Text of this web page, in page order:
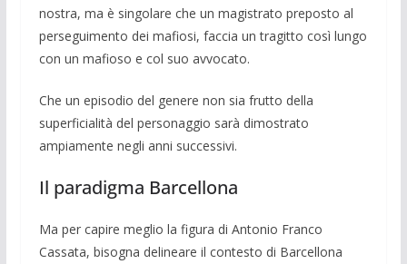
nostra, ma è singolare che un magistrato preposto al
persegui­mento dei mafiosi, faccia un tragitto così lungo
con un mafioso e col suo avvocato.
Che un episodio del genere non sia frut­to della
superficialità del personaggio sarà dimostrato
ampiamente negli anni succes­sivi.
Il paradigma Barcellona
Ma per capire meglio la figura di Anto­nio Franco
Cassata, bisogna delineare il contesto di Barcellona